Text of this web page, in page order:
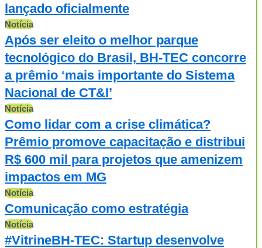
lançado oficialmente
Notícia
Após ser eleito o melhor parque
tecnológico do Brasil, BH-TEC concorre
a prêmio ‘mais importante do Sistema
Nacional de CT&I’
Notícia
Como lidar com a crise climática?
Prêmio promove capacitação e distribui
R$ 600 mil para projetos que amenizem
impactos em MG
Notícia
Comunicação como estratégia
Notícia
#VitrineBH-TEC: Startup desenvolve